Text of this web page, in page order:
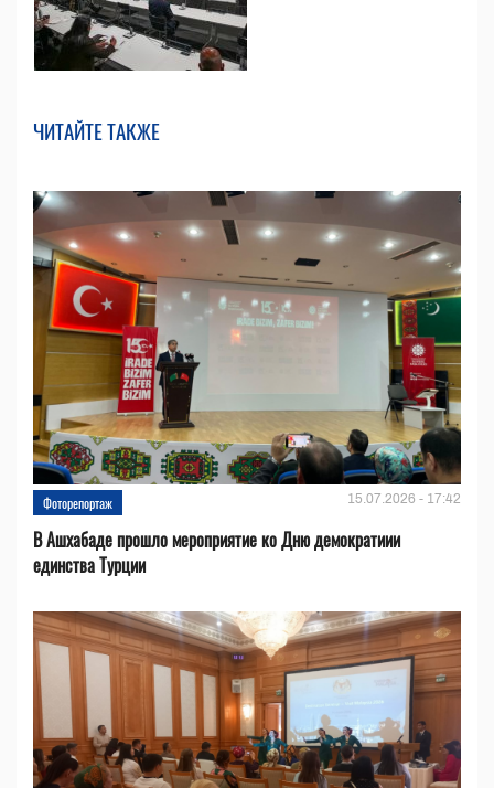
ЧИТАЙТЕ ТАКЖЕ
Фоторепортаж 15.07.2026 - 17:42
В Ашхабаде прошло мероприятие ко Дню демократиии
единства Турции